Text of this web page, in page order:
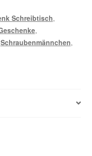
Schreibtisch,
,
Schraubenmännchen,